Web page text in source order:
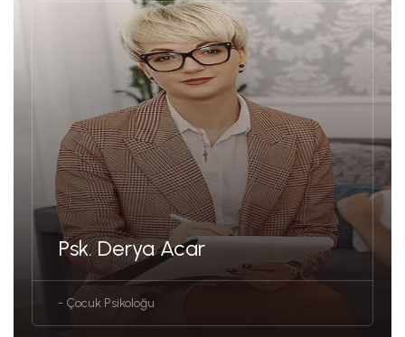
Psk. Derya Acar
- Çocuk Psikoloğu